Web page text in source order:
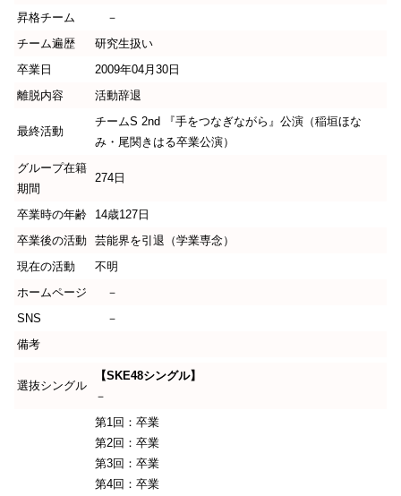
昇格チーム
－
チーム遍歴
研究生扱い
卒業日
2009年04月30日
離脱内容
活動辞退
最終活動
チームS 2nd 『手をつなぎながら』公演（稲垣ほな
み・尾関きはる卒業公演）
グループ在籍
期間
274日
卒業時の年齢
14歳127日
卒業後の活動 芸能界を引退（学業専念）
現在の活動
不明
ホームページ
－
SNS
－
備考
選抜シングル
【SKE48シングル】
－
第1回：卒業
第2回：卒業
第3回：卒業
第4回：卒業